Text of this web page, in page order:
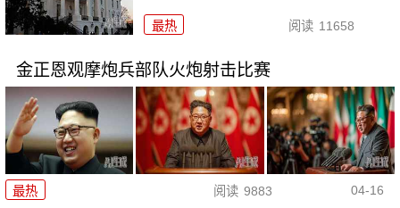
最热 阅读 11658
金正恩观摩炮兵部队火炮射击比赛
最热 阅读 9883 04-16